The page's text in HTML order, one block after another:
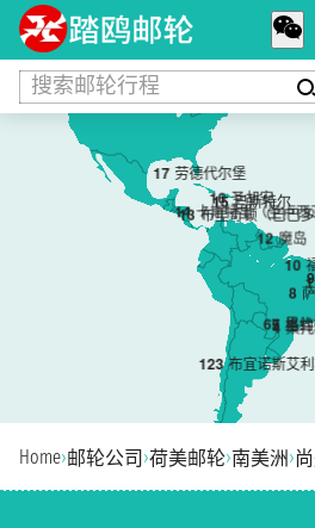
搜索邮轮行程
123 布宜诺斯艾
4 桑
5 格
67 里
8
9
10
12 魔岛
13 布里奇顿（巴巴多
14 卡斯特里（圣卢西
15 巴斯特尔
16 圣胡安
17 劳德代尔堡
Home›邮轮公司 ›荷美邮轮›南美洲›